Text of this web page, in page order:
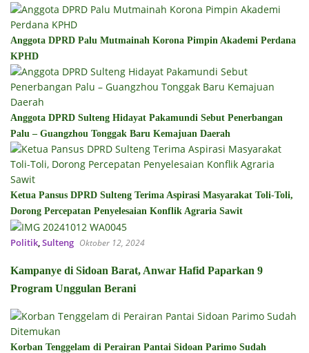
Anggota DPRD Palu Mutmainah Korona Pimpin Akademi Perdana
KPHD
Anggota DPRD Sulteng Hidayat Pakamundi Sebut Penerbangan
Palu – Guangzhou Tonggak Baru Kemajuan Daerah
Ketua Pansus DPRD Sulteng Terima Aspirasi Masyarakat Toli-Toli,
Dorong Percepatan Penyelesaian Konflik Agraria Sawit
Politik,Sulteng Oktober 12, 2024
Kampanye di Sidoan Barat, Anwar Hafid Paparkan 9
Program Unggulan Berani
Korban Tenggelam di Perairan Pantai Sidoan Parimo Sudah